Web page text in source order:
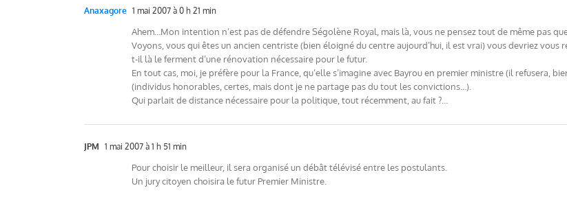
Anaxagore 1 mai 2007 à 0 h 21 min
Ahem…Mon intention n’est pas de défendre Ségolène Royal, mais là, vous ne pensez tout de même pas
Voyons, vous qui êtes un ancien centriste (bien éloigné du centre aujourd’hui, il est vrai) vous devriez
t-il là le ferment d’une rénovation nécessaire pour le futur.
En tout cas, moi, je préfère pour la France, qu’elle s’imagine avec Bayrou en premier ministre (il refusera,
(individus honorables, certes, mais dont je ne partage pas du tout les convictions…).
Qui parlait de distance nécessaire pour la politique, tout récemment, au fait ?…
JPM 1 mai 2007 à 1 h 51 min
Pour choisir le meilleur, il sera organisé un débât télévisé entre les postulants.
Un jury citoyen choisira le futur Premier Ministre.